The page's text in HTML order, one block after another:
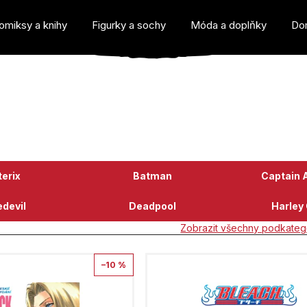
a knihy Figurky a sochy Móda a doplňky
Batman Captain
Deadpool Harley
Zobrazit všechny
–10 %
potřebujete najít?
Doporučujeme